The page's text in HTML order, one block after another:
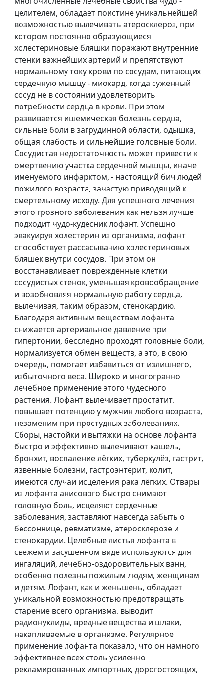
целителем, обладает поистине уникальнейшей
возможностью вылечивать атеросклероз, при
котором постоянно образующиеся
холестериновые бляшки поражают внутренние
стенки важнейших артерий и препятствуют
нормальному току крови по сосудам, питающих
сердечную мышцу - миокард, когда суженный
сосуд не в состоянии удовлетворить
потребности сердца в крови. При этом
развивается ишемическая болезнь сердца,
сильные боли в загрудинной области, одышка,
общая слабость и сильнейшие головные боли.
Сосудистая недостаточность может привести к
омертвению участка сердечной мышцы, иначе
именуемого инфарктом, - настоящий бич людей
пожилого возраста, зачастую приводящий к
смертельному исходу. Для успешного лечения
этого грозного заболевания как нельзя лучше
подходит чудо-кудесник лофант. Успешно
эвакуируя холестерин из организма, лофант
способствует рассасыванию холестериновых
бляшек внутри сосудов. При этом он
восстанавливает повреждённые клетки
сосудистых стенок, уменьшая кровообращение
и возобновляя нормальную работу сердца,
вылечивая, таким образом, стенокардию.
Благодаря активным веществам лофанта
снижается артериальное давление при
гипертонии, бесследно проходят головные боли,
нормализуется обмен веществ, а это, в свою
очередь, помогает избавиться от излишнего,
избыточного веса. Широко и многогранно
лечебное применение этого чудесного
растения. Лофант вылечивает простатит,
повышает потенцию у мужчин любого возраста,
незаменим при простудных заболеваниях.
Сборы, настойки и вытяжки на основе лофанта
быстро и эффективно вылечивают кашель,
бронхит, воспаление лёгких, туберкулёз, гастрит,
язвенные болезни, гастроэнтерит, колит,
имеются случаи исцеления рака лёгких. Отвары
из лофанта анисового быстро снимают
головную боль, исцеляют сердечные
заболевания, заставляют навсегда забыть о
бессоннице, ревматизме, атеросклерозе и
стенокардии. Целебные листья лофанта в
свежем и засушенном виде используются для
ингаляций, лечебно-оздоровительных ванн,
особенно полезны пожилым людям, женщинам
и детям. Лофант, как и женьшень, обладает
уникальной возможностью предотвращать
старение всего организма, выводит
радионуклиды, вредные вещества и шлаки,
накапливаемые в организме. Регулярное
применение лофанта показало, что он намного
эффективнее всех столь усиленно
рекламированных импортных, дорогостоящих,